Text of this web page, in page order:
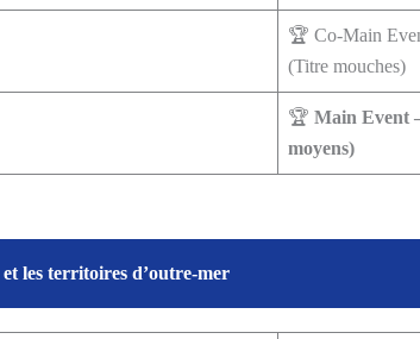
🏆 Co-Main
(Titre mouches)
🏆 Main Event
moyens)
les territoires d’outre-mer